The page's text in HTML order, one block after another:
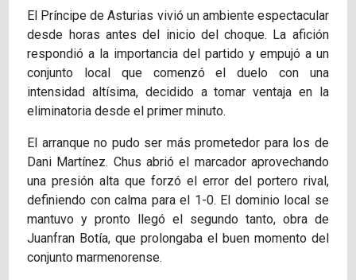
El Príncipe de Asturias vivió un ambiente espectacular
desde horas antes del inicio del choque. La afición
respondió a la importancia del partido y empujó a un
conjunto local que comenzó el duelo con una
intensidad altísima, decidido a tomar ventaja en la
eliminatoria desde el primer minuto.
El arranque no pudo ser más prometedor para los de
Dani Martínez. Chus abrió el marcador aprovechando
una presión alta que forzó el error del portero rival,
definiendo con calma para el 1-0. El dominio local se
mantuvo y pronto llegó el segundo tanto, obra de
Juanfran Botía, que prolongaba el buen momento del
conjunto marmenorense.